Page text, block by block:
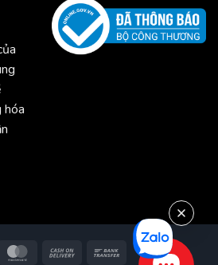
hóa
MasterCardCash
Bank